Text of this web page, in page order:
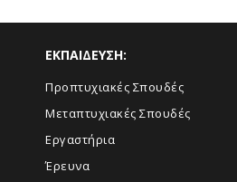
ΕΚΠΑΙΔΕΥΣΗ:
Προπτυχιακές Σπουδές
Μεταπτυχιακές Σπουδές
Εργαστήρια
Έρευνα